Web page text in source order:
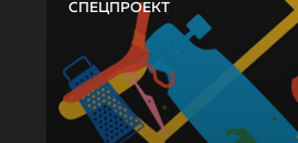
СПЕЦПРОЕКТ